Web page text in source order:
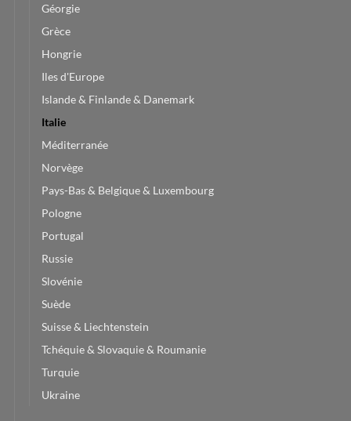
Géorgie
Grèce
Hongrie
Iles d'Europe
Islande & Finlande & Danemark
Italie
Méditerranée
Norvège
Pays-Bas & Belgique & Luxembourg
Pologne
Portugal
Russie
Slovénie
Suède
Suisse & Liechtenstein
Tchéquie & Slovaquie & Roumanie
Turquie
Ukraine